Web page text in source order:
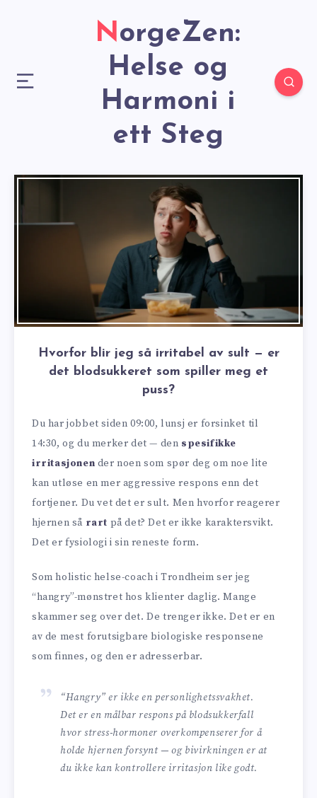
NorgeZen:
Helse og
Harmoni i
ett Steg
Hvorfor blir jeg så irritabel av sult — er
det blodsukkeret som spiller meg et
puss?
Du har jobbet siden 09:00, lunsj er forsinket til
14:30, og du merker det — den spesifikke
irritasjonen der noen som spør deg om noe lite
kan utløse en mer aggressive respons enn det
fortjener. Du vet det er sult. Men hvorfor reagerer
hjernen så rart på det? Det er ikke karaktersvikt.
Det er fysiologi i sin reneste form.
Som holistic helse-coach i Trondheim ser jeg
“hangry”-mønstret hos klienter daglig. Mange
skammer seg over det. De trenger ikke. Det er en
av de mest forutsigbare biologiske responsene
som finnes, og den er adresserbar.
“Hangry” er ikke en personlighets­svakhet.
Det er en målbar respons på blodsukkerfall
hvor stress-hormoner overkompenserer for å
holde hjernen forsynt — og bivirkningen er at
du ikke kan kontrollere irritasjon like godt.